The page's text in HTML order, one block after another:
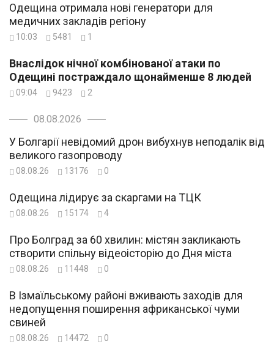
Одещина отримала нові генератори для
медичних закладів регіону
10:03 5481 1
Внаслідок нічної комбінованої атаки по
Одещині постраждало щонайменше 8 людей
09:04 9423 2
08.08.2026
У Болгарії невідомий дрон вибухнув неподалік від
великого газопроводу
08.08.26 13176 0
Одещина лідирує за скаргами на ТЦК
08.08.26 15174 4
Про Болград за 60 хвилин: містян закликають
створити спільну відеоісторію до Дня міста
08.08.26 11448 0
В Ізмаїльському районі вживають заходів для
недопущення поширення африканської чуми
свиней
08.08.26 14472 0